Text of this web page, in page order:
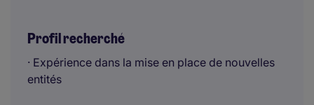
Profil recherché
· Expérience dans la mise en place de nouvelles
entités